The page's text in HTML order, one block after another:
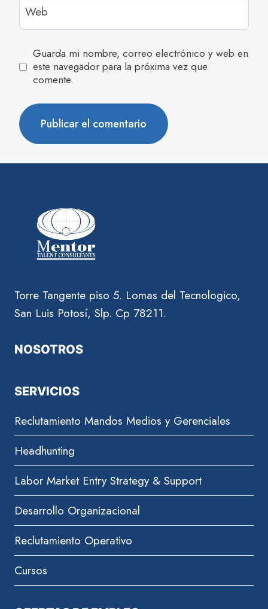
Web
Guarda mi nombre, correo electrónico y web en
este navegador para la próxima vez que
comente.
Torre Tangente piso 5. Lomas del Tecnologico,
San Luis Potosí, Slp. Cp 78211.
NOSOTROS
SERVICIOS
Reclutamiento Mandos Medios y Gerenciales
Headhunting
Labor Market Entry Strategy & Support
Desarrollo Organizacional
Reclutamiento Operativo
Cursos